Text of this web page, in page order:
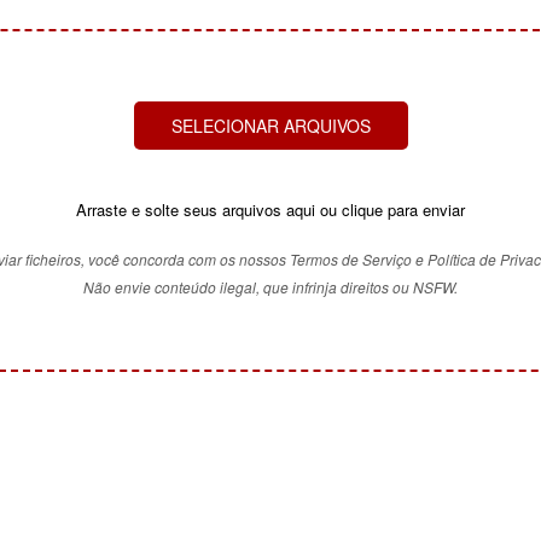
SELECIONAR ARQUIVOS
Arraste e solte seus arquivos aqui ou clique para enviar
ficheiros, você concorda com os nossos Termos de Serviço e Política de
Não envie conteúdo ilegal, que infrinja direitos ou NSFW.